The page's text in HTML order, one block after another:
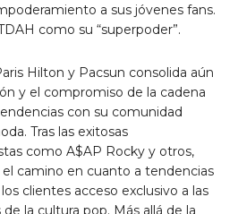
a sus jóvenes fans.
como su “superpoder”.
Hilton y Pacsun consolida aún
y el compromiso de la cadena
con su comunidad
Tras las exitosas
como A$AP Rocky y otros,
el camino en cuanto a tendencias
clientes acceso exclusivo a las